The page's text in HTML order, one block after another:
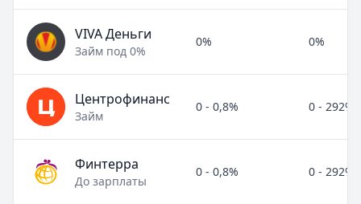
VIVA Деньги
Займ под 0%
0% 0%
Центрофинанс
Займ
0 - 0,8% 0 - 292%
Финтерра
До зарплаты
0 - 0,8% 0 - 292%